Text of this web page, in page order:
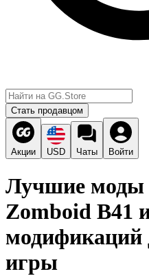
Стать продавцом
Акции USD Чаты Войти
Лучшие моды
Zomboid B41
модификаций
игры